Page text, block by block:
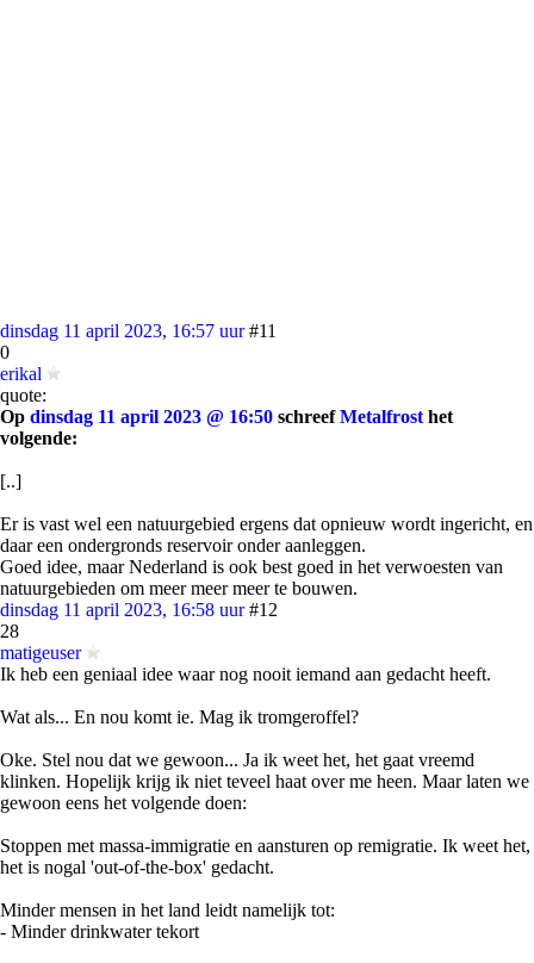
dinsdag 11 april 2023, 16:57 uur #11
0
erikal
quote:
Op dinsdag 11 april 2023 @ 16:50 schreefMetalfrost het
volgende:
[..]
Er is vast wel een natuurgebied ergens dat opnieuw wordt ingericht, en
daar een ondergronds reservoir onder aanleggen.
Goed idee, maar Nederland is ook best goed in het verwoesten van
natuurgebieden om meer meer meer te bouwen.
dinsdag 11 april 2023, 16:58 uur #12
28
matigeuser
Ik heb een geniaal idee waar nog nooit iemand aan gedacht heeft.
Wat als... En nou komt ie. Mag ik tromgeroffel?
Oke. Stel nou dat we gewoon... Ja ik weet het, het gaat vreemd
klinken. Hopelijk krijg ik niet teveel haat over me heen. Maar laten we
gewoon eens het volgende doen:
Stoppen met massa-immigratie en aansturen op remigratie. Ik weet het,
het is nogal 'out-of-the-box' gedacht.
Minder mensen in het land leidt namelijk tot:
- Minder drinkwater tekort